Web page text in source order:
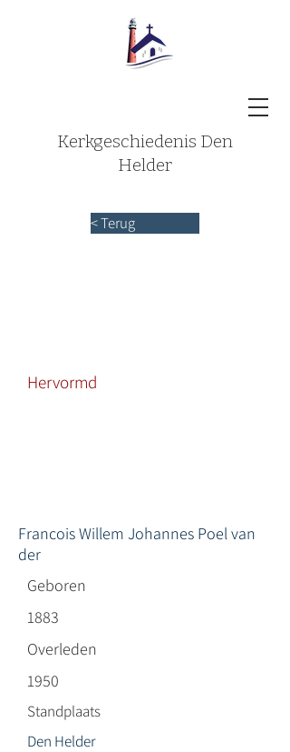
Kerkgeschiedenis Den
Helder
< Terug
Hervormd
Francois Willem Johannes Poel van
der
Geboren
1883
Overleden
1950
Standplaats
Den Helder